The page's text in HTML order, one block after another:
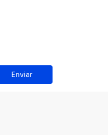
Enviar